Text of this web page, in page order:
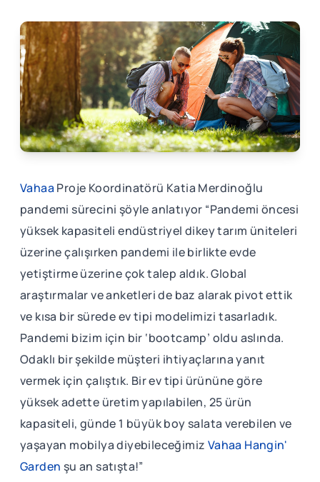
Vahaa Proje Koordinatörü Katia Merdinoğlu
pandemi sürecini şöyle anlatıyor “Pandemi öncesi
yüksek kapasiteli endüstriyel dikey tarım üniteleri
üzerine çalışırken pandemi ile birlikte evde
yetiştirme üzerine çok talep aldık. Global
araştırmalar ve anketleri de baz alarak pivot ettik
ve kısa bir sürede ev tipi modelimizi tasarladık.
Pandemi bizim için bir ‘bootcamp’ oldu aslında.
Odaklı bir şekilde müşteri ihtiyaçlarına yanıt
vermek için çalıştık. Bir ev tipi ürününe göre
yüksek adette üretim yapılabilen, 25 ürün
kapasiteli, günde 1 büyük boy salata verebilen ve
yaşayan mobilya diyebileceğimiz Vahaa Hangin'
Garden şu an satışta!”